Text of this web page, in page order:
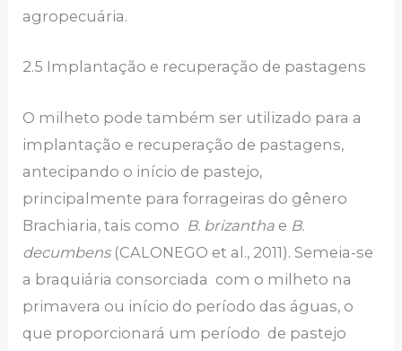
agropecuária.
2.5 Implantação e recuperação de pastagens
O milheto pode também ser utilizado para a
implantação e recuperação de pastagens,
antecipando o início de pastejo,
principalmente para forrageiras do gênero
Brachiaria, tais como B. brizantha e B.
decumbens (CALONEGO et al., 2011). Semeia-se
a braquiária consorciada com o milheto na
primavera ou início do período das águas, o
que proporcionará um período de pastejo